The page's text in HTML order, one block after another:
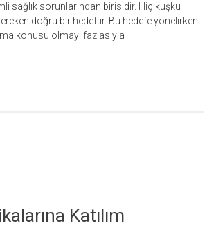
sağlık sorunlarından birisidir. Hiç kuşku
doğru bir hedeftir. Bu hedefe yönelirken
konusu olmayı fazlasıyla
Katılım